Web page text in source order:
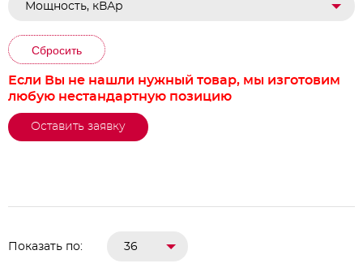
Мощность, кВАр
Сбросить
Если Вы не нашли нужный товар, мы изготовим
любую нестандартную позицию
Оставить заявку
Показать по: 36